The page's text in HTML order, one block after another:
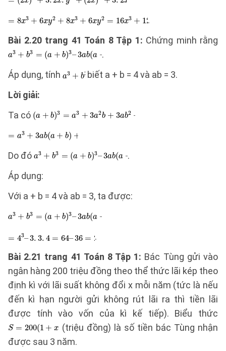
.
Bài 2.20 trang 41 Toán 8 Tập 1: Chứng minh rằng
.
Áp dụng, tính
biết a + b = 4 và ab = 3.
Lời giải:
Ta có
Do đó
.
Áp dụng:
Với a + b = 4 và ab = 3, ta được:
.
Bài 2.21 trang 41 Toán 8 Tập 1: Bác Tùng gửi vào
ngân hàng 200 triệu đồng theo thể thức lãi kép theo
định kì với lãi suất không đổi x mỗi năm (tức là nếu
đến kì hạn người gửi không rút lãi ra thì tiền lãi
được tính vào vốn của kì kế tiếp). Biểu thức
(triệu đồng) là số tiền bác Tùng nhận
được sau 3 năm.